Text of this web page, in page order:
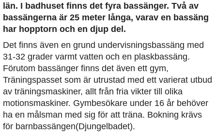
län. I badhuset finns det fyra bassänger. Två av
bassängerna är 25 meter långa, varav en bassäng
har hopptorn och en djup del.
Det finns även en grund undervisningsbassäng med
31-32 grader varmt vatten och en plaskbassäng.
Förutom bassänger finns det även ett gym,
Träningspasset som är utrustad med ett varierat utbud
av träningsmaskiner, allt från fria vikter till olika
motionsmaskiner. Gymbesökare under 16 år behöver
ha en målsman med sig för att träna. Bokning krävs
för barnbassängen(Djungelbadet).